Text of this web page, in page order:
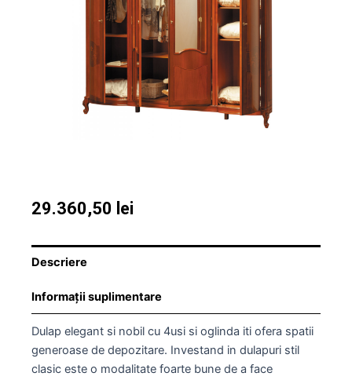
29.360,50 lei
Descriere
Informații suplimentare
Dulap elegant si nobil cu 4usi si oglinda iti ofera spatii
generoase de depozitare. Investand in dulapuri stil
clasic este o modalitate foarte bune de a face